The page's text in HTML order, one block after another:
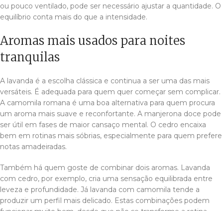
ou pouco ventilado, pode ser necessário ajustar a quantidade. O
equilíbrio conta mais do que a intensidade.
Aromas mais usados para noites
tranquilas
A lavanda é a escolha clássica e continua a ser uma das mais
versáteis. É adequada para quem quer começar sem complicar.
A camomila romana é uma boa alternativa para quem procura
um aroma mais suave e reconfortante. A manjerona doce pode
ser útil em fases de maior cansaço mental. O cedro encaixa
bem em rotinas mais sóbrias, especialmente para quem prefere
notas amadeiradas.
Também há quem goste de combinar dois aromas. Lavanda
com cedro, por exemplo, cria uma sensação equilibrada entre
leveza e profundidade. Já lavanda com camomila tende a
produzir um perfil mais delicado. Estas combinações podem